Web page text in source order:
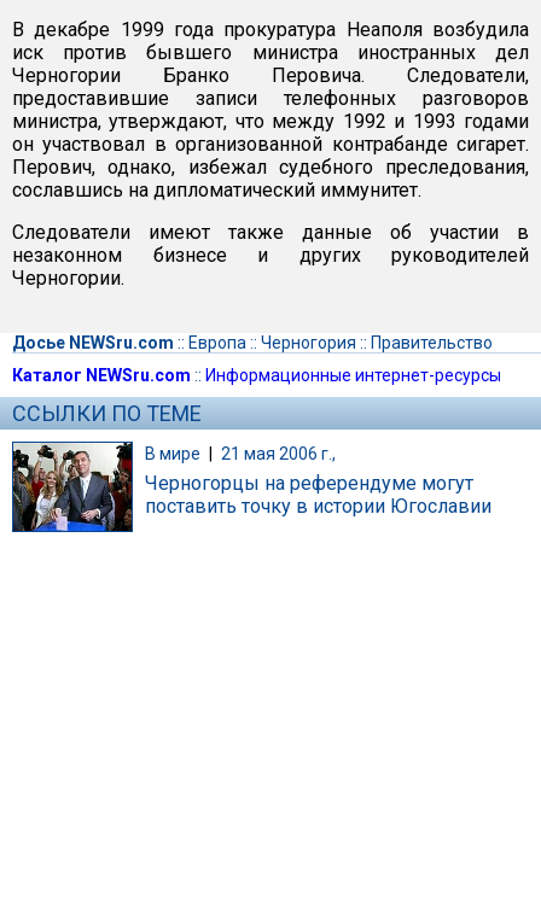
В декабре 1999 года прокуратура Неаполя возбудила
иск против бывшего министра иностранных дел
Черногории Бранко Перовича. Следователи,
предоставившие записи телефонных разговоров
министра, утверждают, что между 1992 и 1993 годами
он участвовал в организованной контрабанде сигарет.
Перович, однако, избежал судебного преследования,
сославшись на дипломатический иммунитет.
Следователи имеют также данные об участии в
незаконном бизнесе и других руководителей
Черногории.
Досье NEWSru.com :: Европа :: Черногория :: Правительство
Каталог NEWSru.com :: Информационные интернет-ресурсы
ССЫЛКИ ПО ТЕМЕ
В мире | 21 мая 2006 г.,
Черногорцы на референдуме могут
поставить точку в истории Югославии